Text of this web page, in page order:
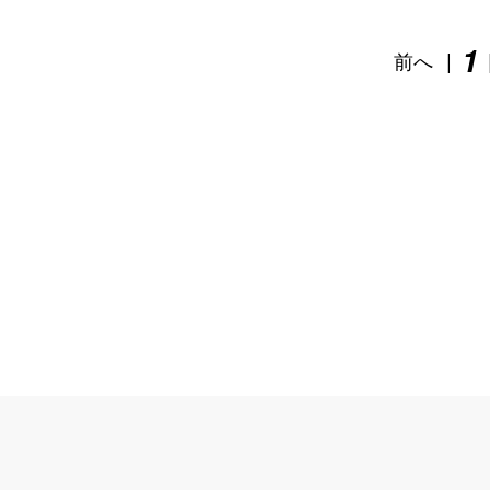
前へ | 1 |